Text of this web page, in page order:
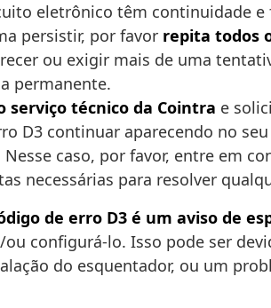
eletrônico têm continuidade
persistir, por favor repita todos
ou exigir mais de uma
permanente.
serviço técnico da Cointra e
D3 continuar aparecendo no
Nesse caso, por favor, entre em
necessárias para resolver
de erro D3 é um aviso de
configurá-lo. Isso pode ser
do esquentador, ou um